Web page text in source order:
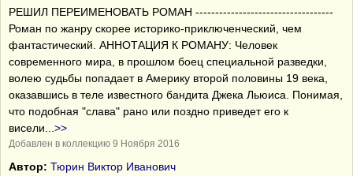
РЕШИЛ ПЕРЕИМЕНОВАТЬ РОМАН -----------------------------------
Роман по жанру скорее историко-приключенческий, чем
фантастический. АННОТАЦИЯ К РОМАНУ: Человек
современного мира, в прошлом боец специальной разведки,
волею судьбы попадает в Америку второй половины 19 века,
оказавшись в теле известного бандита Джека Льюиса. Понимая,
что подобная "слава" рано или поздно приведет его к
висели
>>
Добавлен в коллекцию 9 Ноября 2016
Автор: Тюрин Виктор Иванович